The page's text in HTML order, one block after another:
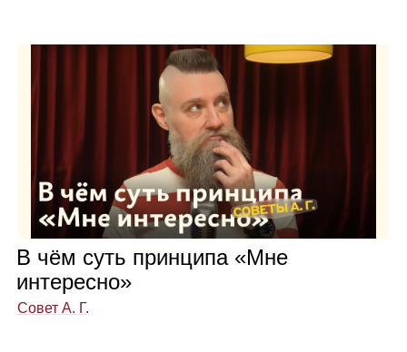
В чём суть прин­ципа «Мне
инте­ресно»
Совет А. Г.